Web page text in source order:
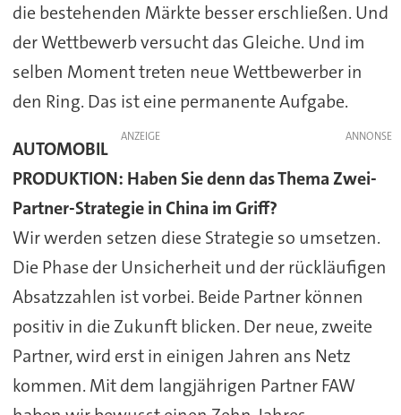
die bestehenden Märkte besser erschließen. Und
der Wettbewerb versucht das Gleiche. Und im
selben Moment treten neue Wettbewerber in
den Ring. Das ist eine permanente Aufgabe.
ANZEIGE
AUTOMOBIL
PRODUKTION: Haben Sie denn das Thema Zwei-
Partner-Strategie in China im Griff?
Wir werden setzen diese Strategie so umsetzen.
Die Phase der Unsicherheit und der rückläufigen
Absatzzahlen ist vorbei. Beide Partner können
positiv in die Zukunft blicken. Der neue, zweite
Partner, wird erst in einigen Jahren ans Netz
kommen. Mit dem langjährigen Partner FAW